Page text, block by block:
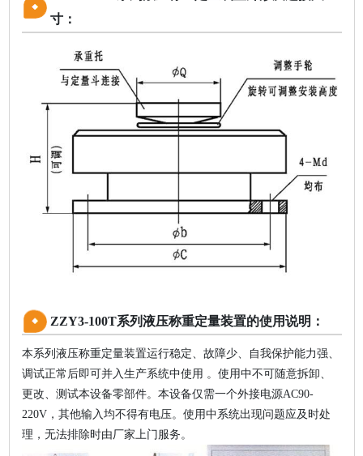
寸：
ZZY3-100T系列液压称重定量装置的使用说明：
本系列液压称重定量装置运行稳定、故障少、自我保护能力强、
调试正常后即可并入生产系统中使用 。使用中不可随意拆卸、
更改、测试本设备零部件。本设备仅需一个外接电源AC90-
220V，其他输入均不得有电压。使用中系统出现问题应及时处
理，无法排除时由厂家上门服务。